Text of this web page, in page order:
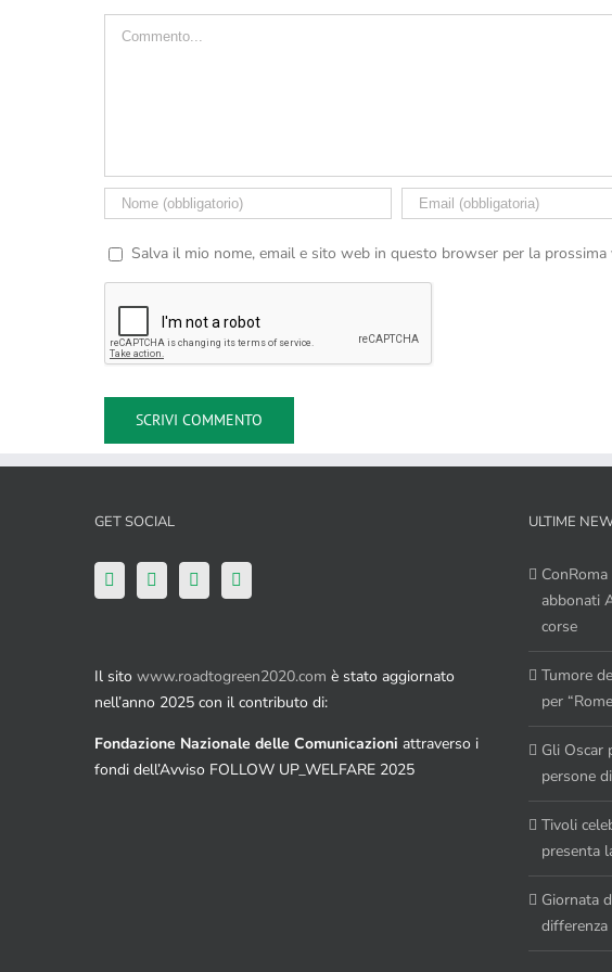
Commento
Salva il mio nome, email e sito web in questo browser per la
GET SOCIAL
Il sito www.roadtogreen2020.com è stato aggiornato
nell’anno 2025 con il contributo di:
Fondazione Nazionale delle Comunicazioni attraverso i
fondi dell’Avviso FOLLOW UP_WELFARE 2025
ULTIME
abbonati
corse
Tumore
per
Gli Oscar
persone
Tivoli
presenta
Giornata
differenza